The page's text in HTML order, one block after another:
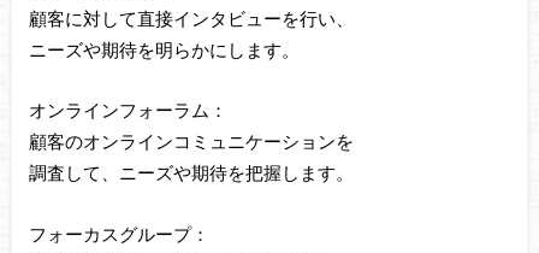
顧客に対して直接インタビューを行い、
ニーズや期待を明らかにします。
オンラインフォーラム：
顧客のオンラインコミュニケーションを
調査して、ニーズや期待を把握します。
フォーカスグループ：